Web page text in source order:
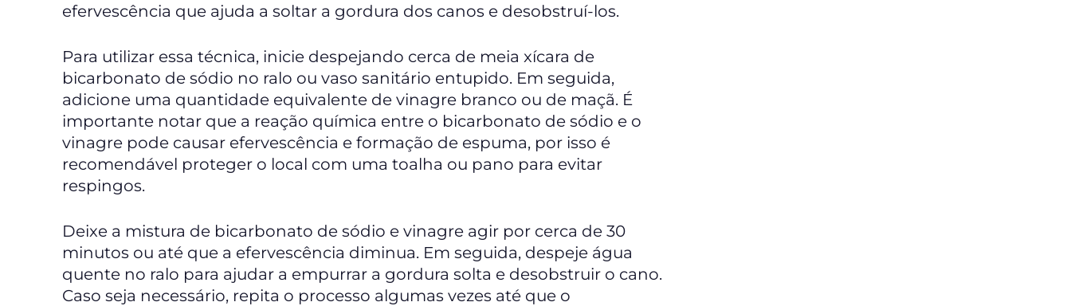
efervescência que ajuda a soltar a gordura dos canos e desobstruí-los.
Para utilizar essa técnica, inicie despejando cerca de meia xícara de
bicarbonato de sódio no ralo ou vaso sanitário entupido. Em seguida,
adicione uma quantidade equivalente de vinagre branco ou de maçã. É
importante notar que a reação química entre o bicarbonato de sódio e o
vinagre pode causar efervescência e formação de espuma, por isso é
recomendável proteger o local com uma toalha ou pano para evitar
respingos.
Deixe a mistura de bicarbonato de sódio e vinagre agir por cerca de 30
minutos ou até que a efervescência diminua. Em seguida, despeje água
quente no ralo para ajudar a empurrar a gordura solta e desobstruir o cano.
Caso seja necessário, repita o processo algumas vezes até que o